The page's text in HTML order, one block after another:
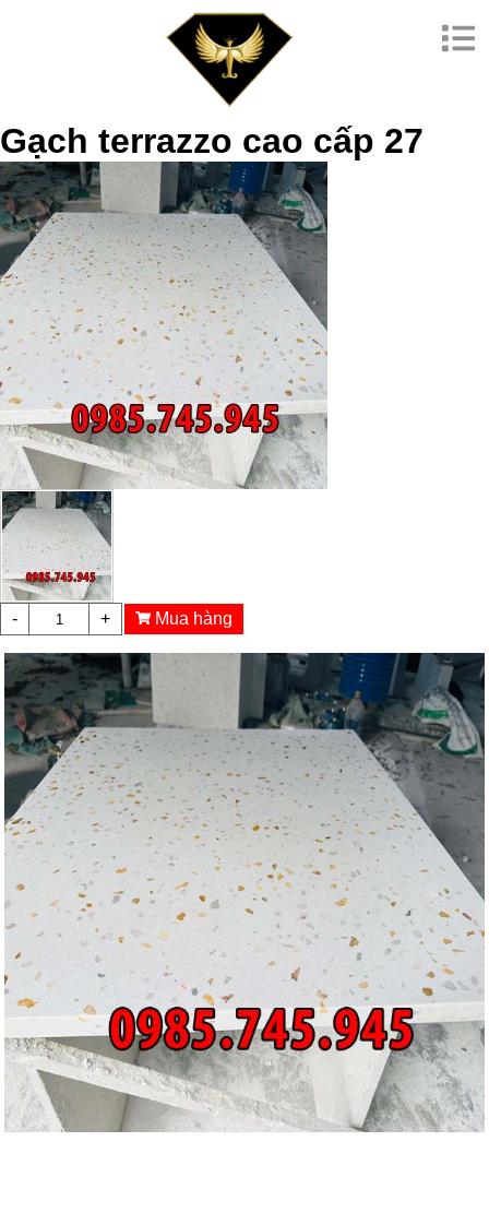
Gạch terrazzo cao cấp 27
- + Mua hàng